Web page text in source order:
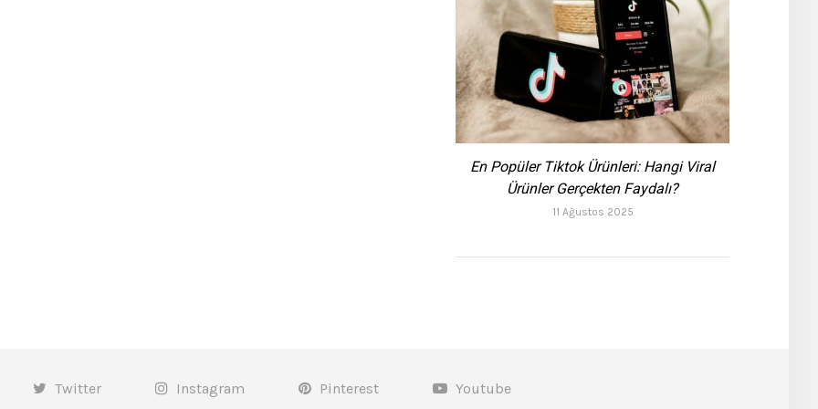
En Popüler Tiktok Ürünleri: Hangi Viral
Ürünler Gerçekten Faydalı?
11 Ağustos 2025
Twitter Instagram Pinterest Youtube